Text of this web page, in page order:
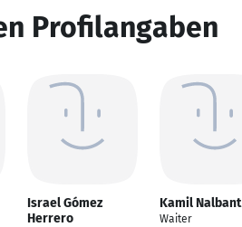
Profilangaben
Israel Gómez
Herrero
Kamil Nalbant
Waiter